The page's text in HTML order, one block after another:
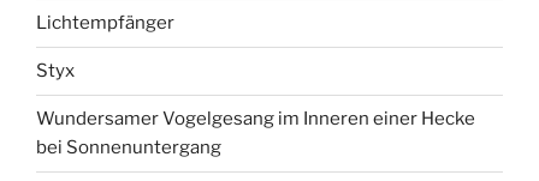
Lichtempfänger
Styx
Wundersamer Vogelgesang im Inneren einer Hecke
bei Sonnenuntergang